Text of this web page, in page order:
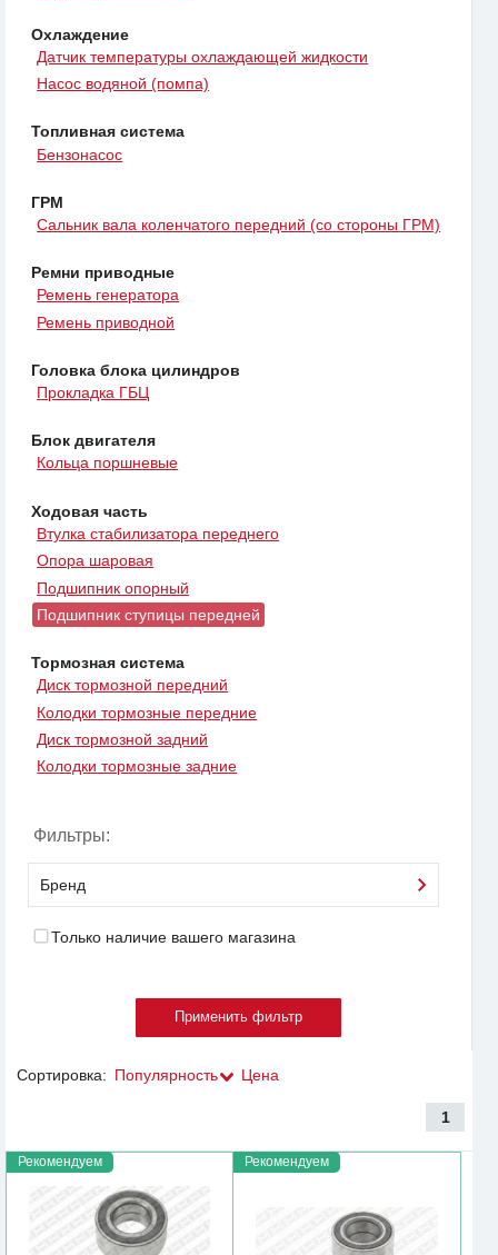
Охлаждение
Датчик температуры охлаждающей жидкости
Насос водяной (помпа)
Топливная система
Бензонасос
ГРМ
Сальник вала коленчатого передний (со стороны ГРМ)
Ремни приводные
Ремень генератора
Ремень приводной
Головка блока цилиндров
Прокладка ГБЦ
Блок двигателя
Кольца поршневые
Ходовая часть
Втулка стабилизатора переднего
Опора шаровая
Подшипник опорный
Подшипник ступицы передней
Тормозная система
Диск тормозной передний
Колодки тормозные передние
Диск тормозной задний
Колодки тормозные задние
Фильтры:
Бренд
Только наличие вашего магазина
Сортировка: Популярность Цена
1
Рекомендуем Рекомендуем